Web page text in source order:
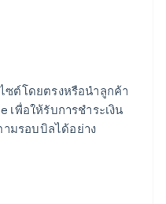
ซต์โดยตรงหรือนำลูกค้า
เพื่อให้รับการชำระเงิน
ามรอบบิลได้อย่าง